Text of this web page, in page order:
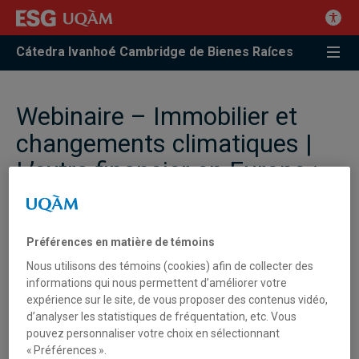
Cátedra Ivanhoé Cambridge de Bienes Raíces
Webinaire – Immobilier et
changements climatiques |
L’extra financier en Europe :
ses impacts pour le secteur
C'est avec plaisir que nous avons tenu, le 23 novembre 2023,
un premier webinaire de la sérieImmobilier et changements
climatiques organisée par la Chaire Ivanhoé Cambridge
d’immobilier et l’Observatoire et centre de valorisation des
innovations en immobilier (OCVI
Préférences en matière de témoins
Nous utilisons des témoins (cookies) afin de collecter des
informations qui nous permettent d’améliorer votre
expérience sur le site, de vous proposer des contenus vidéo,
d’analyser les statistiques de fréquentation, etc. Vous
pouvez personnaliser votre choix en sélectionnant
« Préférences ».